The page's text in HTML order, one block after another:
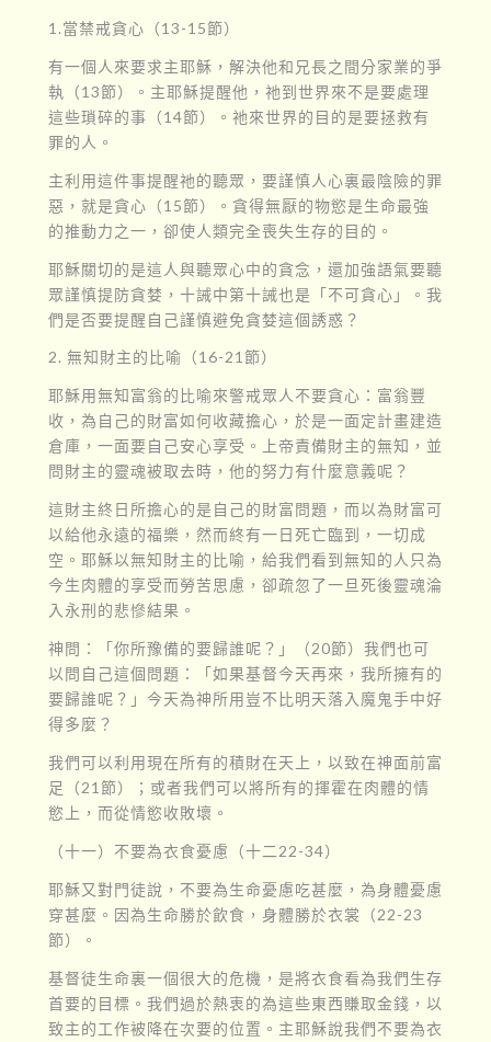
1.當禁戒貪心（13-15節）
有一個人來要求主耶穌，解決他和兄長之間分家業的爭
執（13節）。主耶穌提醒他，祂到世界來不是要處理
這些瑣碎的事（14節）。祂來世界的目的是要拯救有
罪的人。
主利用這件事提醒祂的聽眾，要謹慎人心裏最陰險的罪
惡，就是貪心（15節）。貪得無厭的物慾是生命最強
的推動力之一，卻使人類完全喪失生存的目的。
耶穌關切的是這人與聽眾心中的貪念，還加強語氣要聽
眾謹慎提防貪婪，十誡中第十誡也是「不可貪心」。我
們是否要提醒自己謹慎避免貪婪這個誘惑？
2. 無知財主的比喻（16-21節）
耶穌用無知富翁的比喻來警戒眾人不要貪心：富翁豐
收，為自己的財富如何收藏擔心，於是一面定計畫建造
倉庫，一面要自己安心享受。上帝責備財主的無知，並
問財主的靈魂被取去時，他的努力有什麼意義呢？
這財主終日所擔心的是自己的財富問題，而以為財富可
以給他永遠的福樂，然而終有一日死亡臨到，一切成
空。耶穌以無知財主的比喻，給我們看到無知的人只為
今生肉體的享受而勞苦思慮，卻疏忽了一旦死後靈魂淪
入永刑的悲慘結果。
神問：「你所豫備的要歸誰呢？」（20節）我們也可
以問自己這個問題：「如果基督今天再來，我所擁有的
要歸誰呢？」今天為神所用豈不比明天落入魔鬼手中好
得多麼？
我們可以利用現在所有的積財在天上，以致在神面前富
足（21節）；或者我們可以將所有的揮霍在肉體的情
慾上，而從情慾收敗壞。
（十一）不要為衣食憂慮（十二22-34）
耶穌又對門徒說，不要為生命憂慮吃甚麼，為身體憂慮
穿甚麼。因為生命勝於飲食，身體勝於衣裳（22-23
節）。
基督徒生命裏一個很大的危機，是將衣食看為我們生存
首要的目標。我們過於熱衷的為這些東西賺取金錢，以
致主的工作被降在次要的位置。主耶穌說我們不要為衣